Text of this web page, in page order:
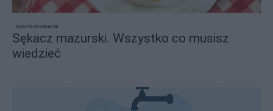
sponsorowane
Sękacz mazurski. Wszystko co musisz
wiedzieć